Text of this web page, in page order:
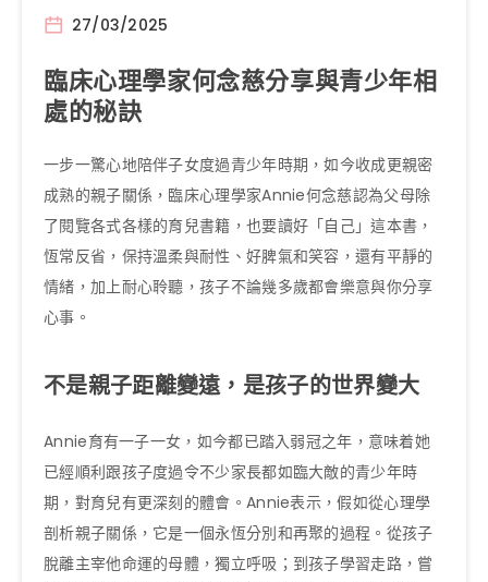
27/03/2025
臨床心理學家何念慈分享與青少年相
處的秘訣
一步一驚心地陪伴子女度過青少年時期，如今收成更親密
成熟的親子關係，臨床心理學家Annie何念慈認為父母除
了閱覽各式各樣的育兒書籍，也要讀好「自己」這本書，
恆常反省，保持溫柔與耐性、好脾氣和笑容，還有平靜的
情緒，加上耐心聆聽，孩子不論幾多歲都會樂意與你分享
心事。
不是親子距離變遠，是孩子的世界變大
Annie育有一子一女，如今都已踏入弱冠之年，意味着她
已經順利跟孩子度過令不少家長都如臨大敵的青少年時
期，對育兒有更深刻的體會。Annie表示，假如從心理學
剖析親子關係，它是一個永恆分別和再聚的過程。從孩子
脫離主宰他命運的母體，獨立呼吸；到孩子學習走路，嘗